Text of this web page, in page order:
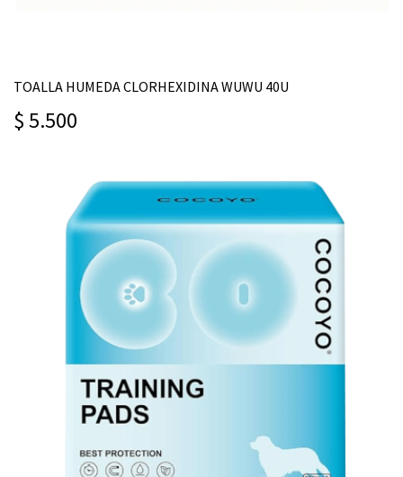
TOALLA HUMEDA CLORHEXIDINA WUWU 40U
$ 5.500